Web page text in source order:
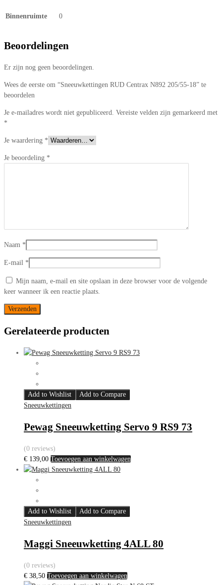
Binnenruimte 0
Beoordelingen
Er zijn nog geen beoordelingen.
Wees de eerste om “Sneeuwkettingen RUD Centrax N892 205/55-18” te
beoordelen
Je e-mailadres wordt niet gepubliceerd. Vereiste velden zijn gemarkeerd met
*
Je waardering *
Je beoordeling *
Naam *
E-mail *
Mijn naam, e-mail en site opslaan in deze browser voor de volgende
keer wanneer ik een reactie plaats.
Gerelateerde producten
Add to Wishlist
Add to Compare
Sneeuwkettingen
Pewag Sneeuwketting Servo 9 RS9 73
(0 reviews)
€ 139,00 Toevoegen aan winkelwagen
Add to Wishlist
Add to Compare
Sneeuwkettingen
Maggi Sneeuwketting 4ALL 80
(0 reviews)
€ 38,50 Toevoegen aan winkelwagen